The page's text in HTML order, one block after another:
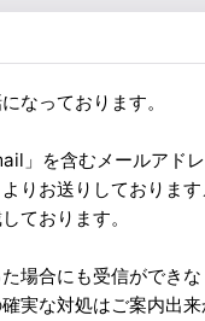
なっております。
」を含むメールアド
りお送りしておりま
ております。
場合にも受信ができ
実な対処はご案内出来